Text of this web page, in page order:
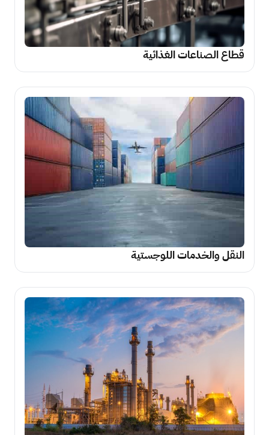
قطاع الصناعات الغذائية
النقل والخدمات اللوجستية